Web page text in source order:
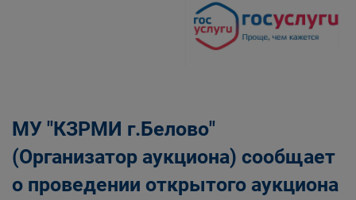
Беловского городского
Беловского городского округа
Управление по земельным ресурсам и
муниципальному имуществу Администрации
Беловского городского округа
МУ "КЗРМИ г.Белово"
(Организатор аукциона) сообщает
о проведении открытого аукциона